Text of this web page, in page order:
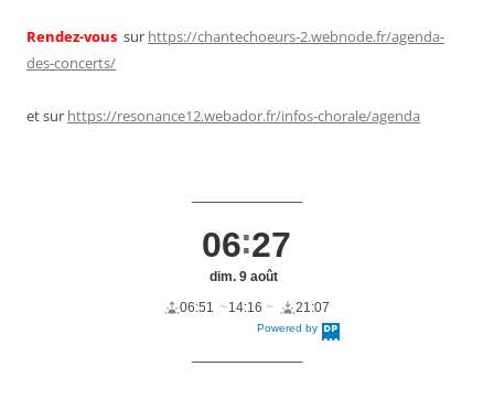
Rendez-vous sur https://chantechoeurs-2.webnode.fr/agenda-
des-concerts/
et sur https://resonance12.webador.fr/infos-chorale/agenda
Powered by
06 27
dim. 9 août
06:51
14:16 21:07